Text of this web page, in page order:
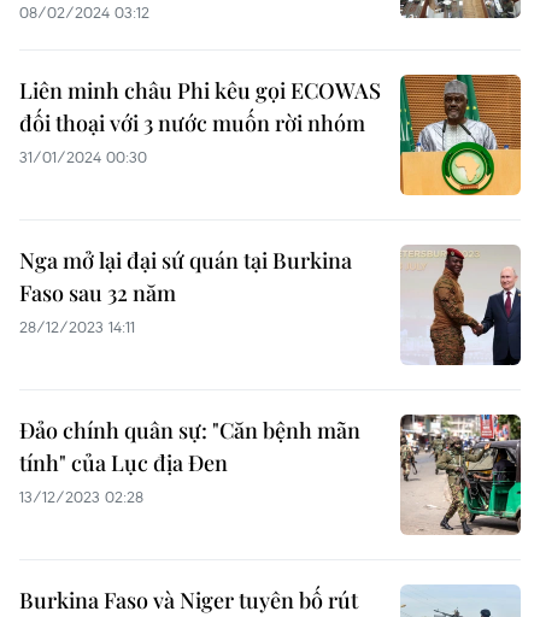
08/02/2024 03:12
Liên minh châu Phi kêu gọi ECOWAS
đối thoại với 3 nước muốn rời nhóm
31/01/2024 00:30
Nga mở lại đại sứ quán tại Burkina
Faso sau 32 năm
28/12/2023 14:11
Đảo chính quân sự: "Căn bệnh mãn
tính" của Lục địa Đen
13/12/2023 02:28
Burkina Faso và Niger tuyên bố rút